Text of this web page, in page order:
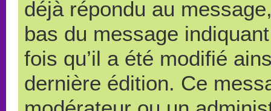
déjà répondu au
bas du message
fois qu’il a été modifié
dernière édition. Ce